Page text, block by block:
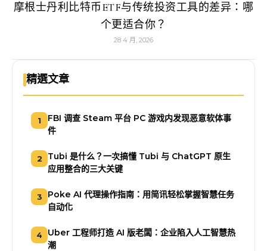
摩根士丹利比特币ETF与传统投资工具的差异：哪
个更适合你？
28 4 月, 2026
精選文章
1
FBI 调查 Steam 平台 PC 游戏内发现恶意软体事
件
2
Tubi 是什么？一次搞懂 Tubi 与 ChatGPT 原生
应用整合的三大关键
3
Poke AI 代理操作指南：用简讯轻松掌握智慧任务
自动化
4
Uber 工程师打造 AI 版老闆：企业陷入人工智慧热
潮